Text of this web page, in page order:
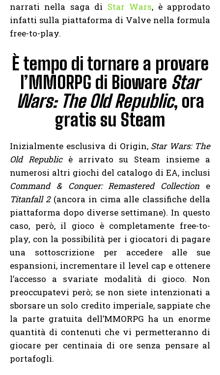
narrati nella saga di Star Wars, è approdato
infatti sulla piattaforma di Valve nella formula
free-to-play.
È tempo di tornare a provare
l’MMORPG di Bioware Star
Wars: The Old Republic, ora
gratis su Steam
Inizialmente esclusiva di Origin, Star Wars: The
Old Republic è arrivato su Steam insieme a
numerosi altri giochi del catalogo di EA, inclusi
Command & Conquer: Remastered Collection e
Titanfall 2 (ancora in cima alle classifiche della
piattaforma dopo diverse settimane). In questo
caso, però, il gioco è completamente free-to-
play, con la possibilità per i giocatori di pagare
una sottoscrizione per accedere alle sue
espansioni, incrementare il level cap e ottenere
l’accesso a svariate modalità di gioco. Non
preoccupatevi però; se non siete intenzionati a
sborsare un solo credito imperiale, sappiate che
la parte gratuita dell’MMORPG ha un enorme
quantità di contenuti che vi permetteranno di
giocare per centinaia di ore senza pensare al
portafogli.